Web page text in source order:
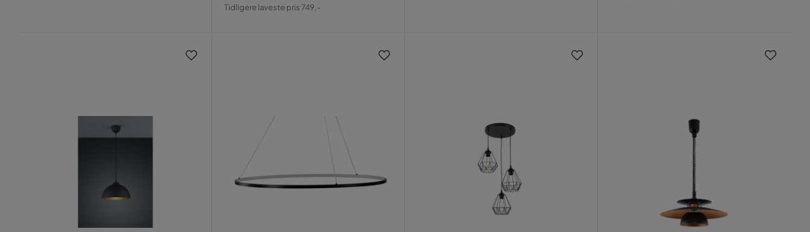
Tidligere laveste pris 749,-